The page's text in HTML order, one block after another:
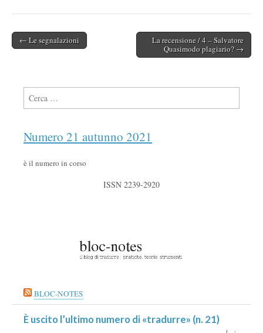
Post navigation
← Le segnalazioni
La recensione / 4 – Salvatore
Quasimodo plagiario? →
Ricerca per:
Numero 21 autunno 2021
è il numero in corso
ISSN 2239-2920
BLOC-NOTES
È uscito l’ultimo numero di «tradurre» (n. 21)